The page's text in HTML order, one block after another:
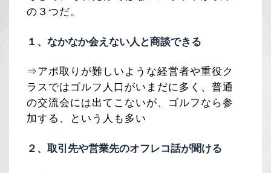
の３つだ。
１、なかなか会えない人と商談できる
⇒アポ取りが難しいような経営者や重役ク
ラスではゴルフ人口がいまだに多く、普通
の交流会には出てこないが、ゴルフなら参
加する、という人も多い
２、取引先や営業先のオフレコ話が聞ける